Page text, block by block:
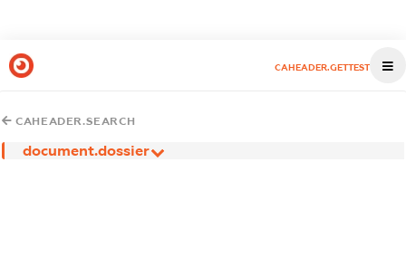
CAHEADER.GETTEST
CAHEADER.SEARCH
document.dossier